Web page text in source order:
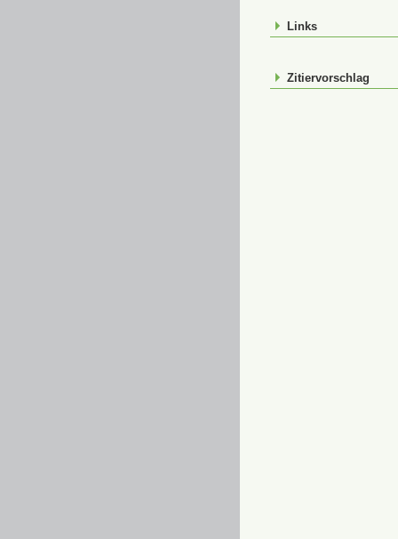
Links
Zitiervorschlag